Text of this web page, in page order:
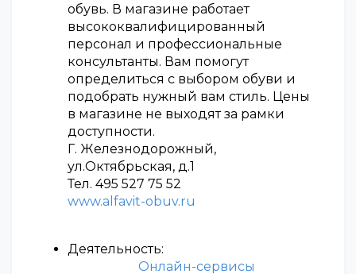
обувь. В магазине работает
высококвалифицированный
персонал и профессиональные
консультанты. Вам помогут
определиться с выбором обуви и
подобрать нужный вам стиль. Цены
в магазине не выходят за рамки
доступности.
Г. Железнодорожный,
ул.Октябрьская, д.1
Тел. 495 527 75 52
www.alfavit-obuv.ru
Деятельность:
Онлайн-сервисы